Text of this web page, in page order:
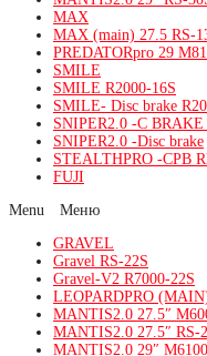
MAX
MAX (main) 27.5 RS-
PREDATORpro 29
SMILE
SMILE R2000-16S
SMILE- Disc brake
SNIPER2.0 -C
SNIPER2.0 -Disc brake
STEALTHPRO -CPB
FUJI
Menu
GRAVEL
Gravel RS-22S
Gravel-V2 R7000-22S
LEOPARDPRO
MANTIS2.0 27.5″
MANTIS2.0 27.5″ RS-
MANTIS2.0 29″